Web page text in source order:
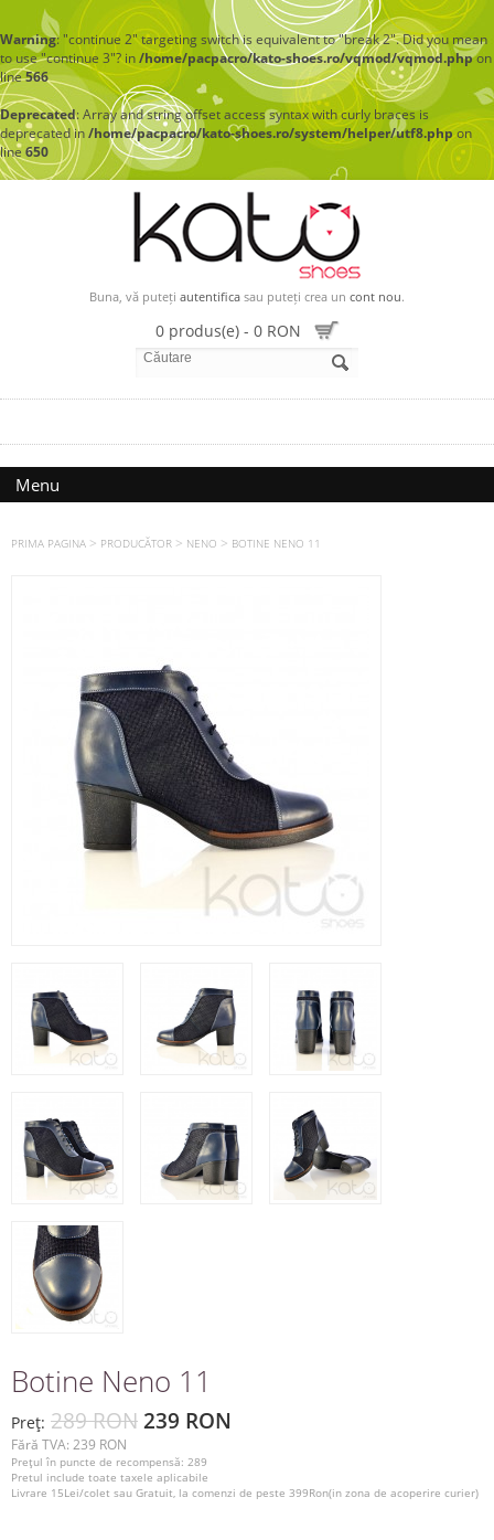
Warning: "continue 2" targeting switch is equivalent to "break 2". Did you mean
to use "continue 3"? in/home/pacpacro/kato-shoes.ro/vqmod/vqmod.phpon
line566
Deprecated: Array and string offset access syntax with curly braces is
deprecated in/home/pacpacro/kato-shoes.ro/system/helper/utf8.phpon
line650
Buna, vă puteți autentifica sau puteți crea un cont nou.
0 produs(e) - 0 RON
Menu
PRIMA PAGINA > PRODUCĂTOR > NENO > BOTINE NENO 11
Botine Neno 11
Preţ: 289 RON239 RON
Fără TVA: 239 RON
Preţul în puncte de recompensă: 289
Pretul include toate taxele aplicabile
Livrare 15Lei/colet sau Gratuit, la comenzi de peste 399Ron(in zona de acoperire curier)